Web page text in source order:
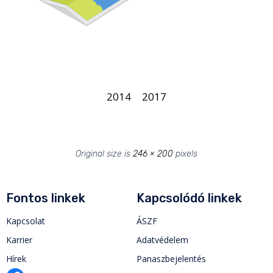
2014 2017
Original size is 246 × 200 pixels
Fontos linkek
Kapcsolat
Karrier
Hírek
Kapcsolódó linkek
ÁSZF
Adatvédelem
Panaszbejelentés